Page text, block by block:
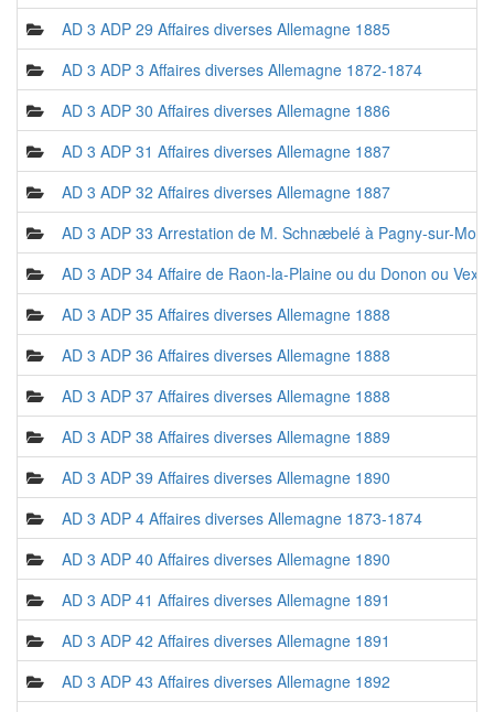
AD 3 ADP 29 Affaires diverses Allemagne 1885
AD 3 ADP 3 Affaires diverses Allemagne 1872-1874
AD 3 ADP 30 Affaires diverses Allemagne 1886
AD 3 ADP 31 Affaires diverses Allemagne 1887
AD 3 ADP 32 Affaires diverses Allemagne 1887
AD 3 ADP 33 Arrestation de M. Schnæbelé à Pagny-sur-
AD 3 ADP 34 Affaire de Raon-la-Plaine ou du Donon ou
AD 3 ADP 35 Affaires diverses Allemagne 1888
AD 3 ADP 36 Affaires diverses Allemagne 1888
AD 3 ADP 37 Affaires diverses Allemagne 1888
AD 3 ADP 38 Affaires diverses Allemagne 1889
AD 3 ADP 39 Affaires diverses Allemagne 1890
AD 3 ADP 4 Affaires diverses Allemagne 1873-1874
AD 3 ADP 40 Affaires diverses Allemagne 1890
AD 3 ADP 41 Affaires diverses Allemagne 1891
AD 3 ADP 42 Affaires diverses Allemagne 1891
AD 3 ADP 43 Affaires diverses Allemagne 1892